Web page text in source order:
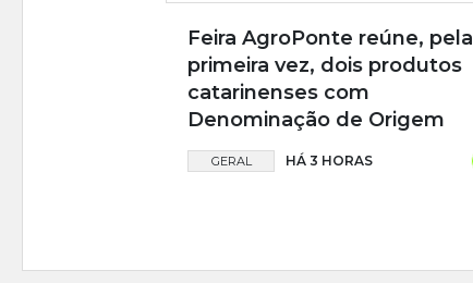
Feira AgroPonte reúne, pela
primeira vez, dois produtos
catarinenses com
Denominação de Origem
GERAL HÁ 3 HORAS